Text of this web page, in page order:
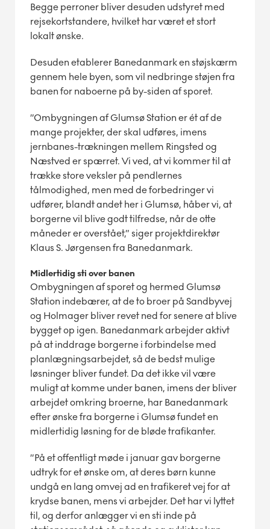
Begge perroner bliver desuden udstyret med
rejsekortstandere, hvilket har været et stort
lokalt ønske.
Desuden etablerer Banedanmark en støjskærm
gennem hele byen, som vil nedbringe støjen fra
banen for naboerne på by-siden af sporet.
”Ombygningen af Glumsø Station er ét af de
mange projekter, der skal udføres, imens
jernbanes-trækningen mellem Ringsted og
Næstved er spærret. Vi ved, at vi kommer til at
trække store veksler på pendlernes
tålmodighed, men med de forbedringer vi
udfører, blandt andet her i Glumsø, håber vi, at
borgerne vil blive godt tilfredse, når de otte
måneder er overstået,” siger projektdirektør
Klaus S. Jørgensen fra Banedanmark.
Midlertidig sti over banen
Ombygningen af sporet og hermed Glumsø
Station indebærer, at de to broer på Sandbyvej
og Holmager bliver revet ned for senere at blive
bygget op igen. Banedanmark arbejder aktivt
på at inddrage borgerne i forbindelse med
planlægningsarbejdet, så de bedst mulige
løsninger bliver fundet. Da det ikke vil være
muligt at komme under banen, imens der bliver
arbejdet omkring broerne, har Banedanmark
efter ønske fra borgerne i Glumsø fundet en
midlertidig løsning for de bløde trafikanter.
”På et offentligt møde i januar gav borgerne
udtryk for et ønske om, at deres børn kunne
undgå en lang omvej ad en trafikeret vej for at
krydse banen, mens vi arbejder. Det har vi lyttet
til, og derfor anlægger vi en sti inde på